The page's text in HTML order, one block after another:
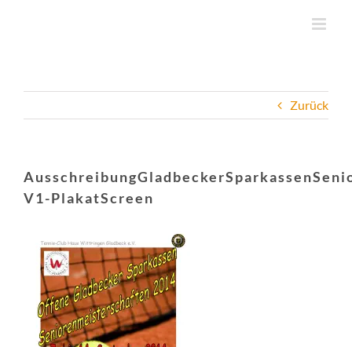
Zurück
V1-PlakatScreen